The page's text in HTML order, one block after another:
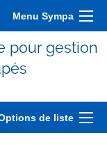
Menu Sympa
pour gestion
de liste